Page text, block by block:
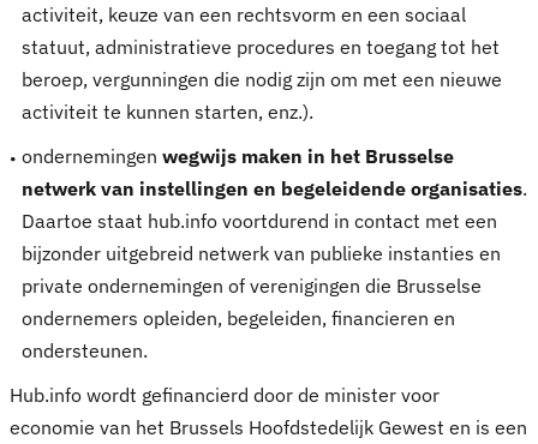
activiteit, keuze van een rechtsvorm en een sociaal
statuut, administratieve procedures en toegang tot het
beroep, vergunningen die nodig zijn om met een nieuwe
activiteit te kunnen starten, enz.).
ondernemingen wegwijs maken in het Brusselse
netwerk van instellingen en begeleidende organisaties.
Daartoe staat hub.info voortdurend in contact met een
bijzonder uitgebreid netwerk van publieke instanties en
private ondernemingen of verenigingen die Brusselse
ondernemers opleiden, begeleiden, financieren en
ondersteunen.
Hub.info wordt gefinancierd door de minister voor
economie van het Brussels Hoofdstedelijk Gewest en is een